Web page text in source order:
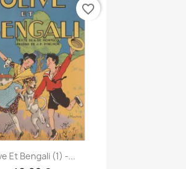
Pikakatselu
Et Bengali (1) -...
favorite_border